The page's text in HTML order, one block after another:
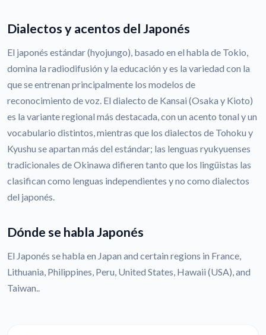
Dialectos y acentos del Japonés
El japonés estándar (hyojungo), basado en el habla de Tokio,
domina la radiodifusión y la educación y es la variedad con la
que se entrenan principalmente los modelos de
reconocimiento de voz. El dialecto de Kansai (Osaka y Kioto)
es la variante regional más destacada, con un acento tonal y un
vocabulario distintos, mientras que los dialectos de Tohoku y
Kyushu se apartan más del estándar; las lenguas ryukyuenses
tradicionales de Okinawa difieren tanto que los lingüistas las
clasifican como lenguas independientes y no como dialectos
del japonés.
Dónde se habla Japonés
El Japonés se habla en Japan and certain regions in France,
Lithuania, Philippines, Peru, United States, Hawaii (USA), and
Taiwan..